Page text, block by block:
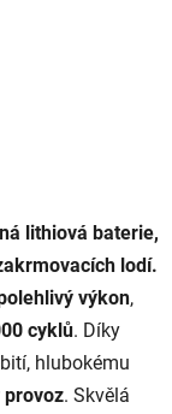
lithiová baterie,
lodí.
výkon,
cyklů. Díky
hlubokému
provoz. Skvělá